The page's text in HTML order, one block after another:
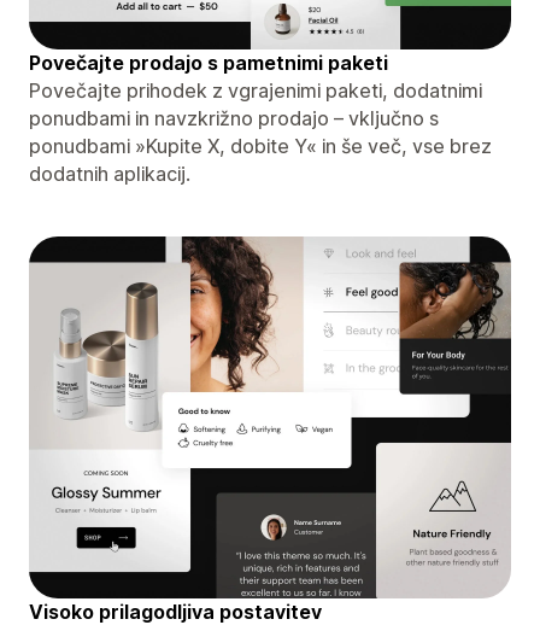
Povečajte prodajo s pametnimi paketi
Povečajte prihodek z vgrajenimi paketi, dodatnimi
ponudbami in navzkrižno prodajo – vključno s
ponudbami »Kupite X, dobite Y« in še več, vse brez
dodatnih aplikacij.
Visoko prilagodljiva postavitev